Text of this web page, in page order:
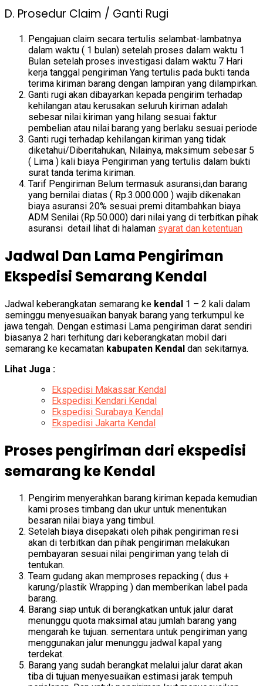
D. Prosedur Claim / Ganti Rugi
Pengajuan claim secara tertulis selambat-lambatnya
dalam waktu ( 1 bulan) setelah proses dalam waktu 1
Bulan setelah proses investigasi dalam waktu 7 Hari
kerja tanggal pengiriman Yang tertulis pada bukti tanda
terima kiriman barang dengan lampiran yang dilampirkan.
Ganti rugi akan dibayarkan kepada pengirim terhadap
kehilangan atau kerusakan seluruh kiriman adalah
sebesar nilai kiriman yang hilang sesuai faktur
pembelian atau nilai barang yang berlaku sesuai periode
Ganti rugi terhadap kehilangan kiriman yang tidak
diketahui/Diberitahukan, Nilainya, maksimum sebesar 5
( Lima ) kali biaya Pengiriman yang tertulis dalam bukti
surat tanda terima kiriman.
Tarif Pengiriman Belum termasuk asuransi,dan barang
yang bernilai diatas ( Rp.3.000.000 ) wajib dikenakan
biaya asuransi 20% sesuai premi ditambahkan biaya
ADM Senilai (Rp.50.000) dari nilai yang di terbitkan pihak
asuransi detail lihat di halaman syarat dan ketentuan
Jadwal Dan Lama Pengiriman
Ekspedisi Semarang Kendal
Jadwal keberangkatan semarang ke kendal 1 – 2 kali dalam
seminggu menyesuaikan banyak barang yang terkumpul ke
jawa tengah. Dengan estimasi Lama pengiriman darat sendiri
biasanya 2 hari terhitung dari keberangkatan mobil dari
semarang ke kecamatan kabupaten Kendal dan sekitarnya.
Lihat Juga :
Ekspedisi Makassar Kendal
Ekspedisi Kendari Kendal
Ekspedisi Surabaya Kendal
Ekspedisi Jakarta Kendal
Proses pengiriman dari ekspedisi
semarang ke Kendal
Pengirim menyerahkan barang kiriman kepada kemudian
kami proses timbang dan ukur untuk menentukan
besaran nilai biaya yang timbul.
Setelah biaya disepakati oleh pihak pengiriman resi
akan di terbitkan dan pihak pengiriman melakukan
pembayaran sesuai nilai pengiriman yang telah di
tentukan.
Team gudang akan memproses repacking ( dus +
karung/plastik Wrapping ) dan memberikan label pada
barang.
Barang siap untuk di berangkatkan untuk jalur darat
menunggu quota maksimal atau jumlah barang yang
mengarah ke tujuan. sementara untuk pengiriman yang
menggunakan jalur menunggu jadwal kapal yang
terdekat.
Barang yang sudah berangkat melalui jalur darat akan
tiba di tujuan menyesuaikan estimasi jarak tempuh